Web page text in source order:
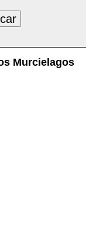
Murcielagos